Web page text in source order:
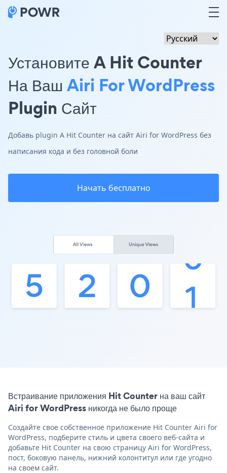
Установите A Hit Counter
На Ваш Airi For WordPress
Plugin Сайт
Добавь plugin A Hit Counter на сайт Airi for WordPress без
написания кода и без головной боли
Начать бесплатно
Встраивание приложения Hit Counter на ваш сайт
Airi for WordPress никогда не было проще
Создайте свое собственное приложение Hit Counter Airi for
WordPress, подберите стиль и цвета своего веб-сайта и
добавьте Hit Counter на свою страницу Airi for WordPress,
пост, боковую панель, нижний колонтитул или где угодно
на своем сайт.